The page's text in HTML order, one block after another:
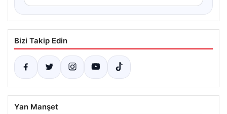
Bizi Takip Edin
Yan Manşet